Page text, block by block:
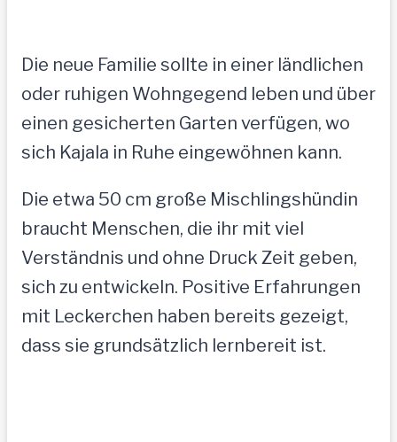
Die neue Familie sollte in einer ländlichen
oder ruhigen Wohngegend leben und über
einen gesicherten Garten verfügen, wo
sich Kajala in Ruhe eingewöhnen kann.
Die etwa 50 cm große Mischlingshündin
braucht Menschen, die ihr mit viel
Verständnis und ohne Druck Zeit geben,
sich zu entwickeln. Positive Erfahrungen
mit Leckerchen haben bereits gezeigt,
dass sie grundsätzlich lernbereit ist.